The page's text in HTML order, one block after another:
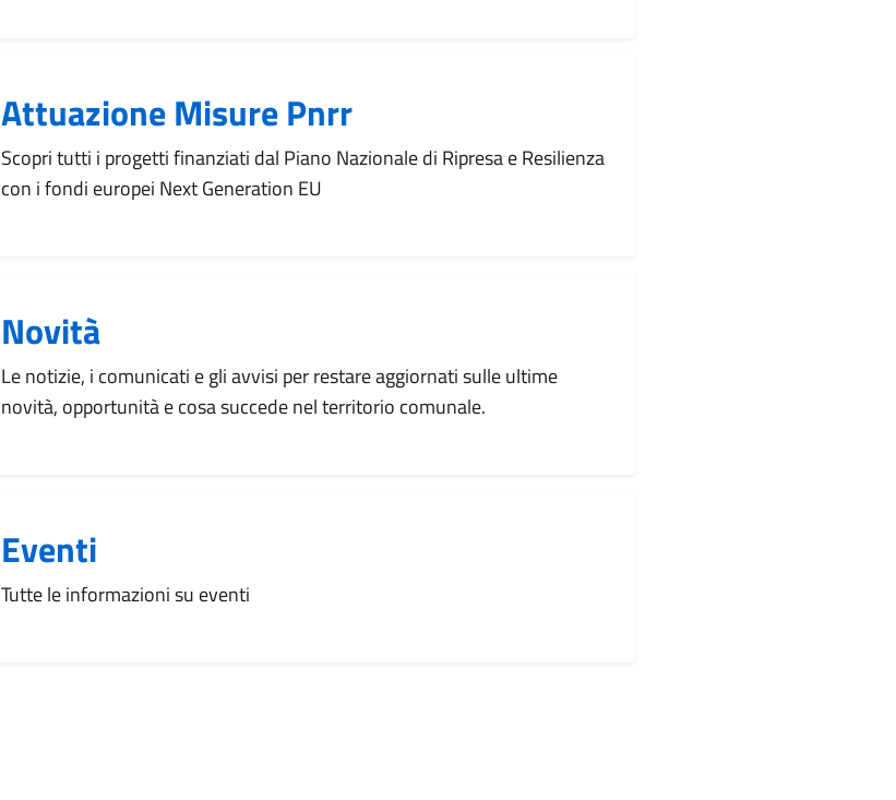
Attuazione Misure Pnrr
Scopri tutti i progetti finanziati dal Piano Nazionale di Ripresa e Resilienza
con i fondi europei Next Generation EU
Novità
Le notizie, i comunicati e gli avvisi per restare aggiornati sulle ultime
novità, opportunità e cosa succede nel territorio comunale.
Eventi
Tutte le informazioni su eventi